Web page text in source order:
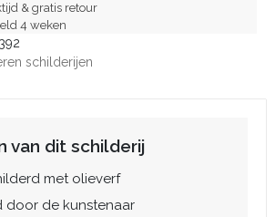
& gratis retour
4 weken
schilderijen
van dit schilderij
met olieverf
door de kunstenaar